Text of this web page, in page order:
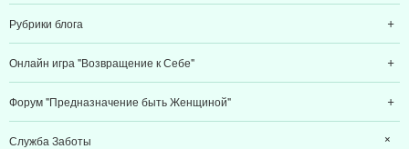
Рубрики блога
Онлайн игра "Возвращение к Себе"
Форум "Предназначение быть Женщиной"
Служба Заботы